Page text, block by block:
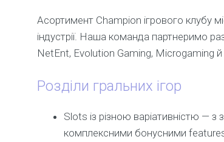
Асортимент Champion ігрового клубу
індустрії. Наша команда партнеримо
NetEnt, Evolution Gaming, Microgaming
Розділи гральних ігор
Slots із різною варіативністю —
комплексними бонусними